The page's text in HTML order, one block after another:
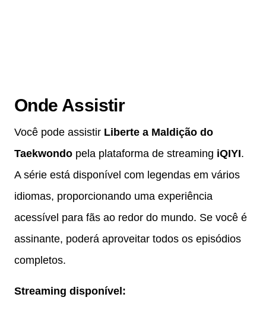
Onde Assistir
Você pode assistir Liberte a Maldição do
Taekwondo pela plataforma de streaming iQIYI.
A série está disponível com legendas em vários
idiomas, proporcionando uma experiência
acessível para fãs ao redor do mundo. Se você é
assinante, poderá aproveitar todos os episódios
completos.
Streaming disponível: